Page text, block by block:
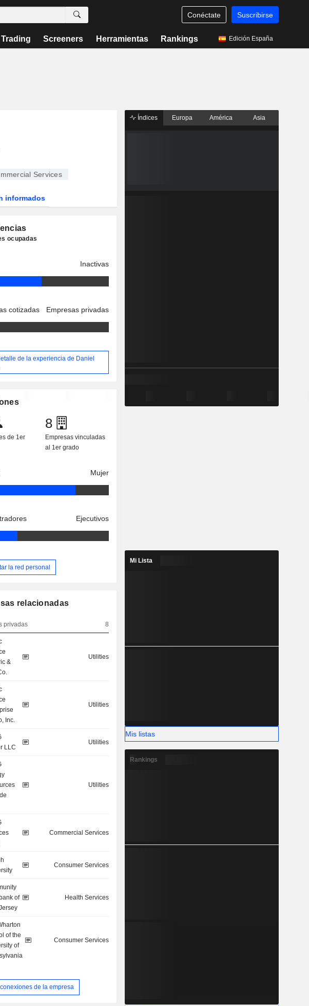
Conéctate Suscribirse
Trading Screeners Herramientas Rankings Edición España
Services
informados
ocupadas
Inactivas
cotizadas Empresas privadas
de la experiencia de Daniel
de 1er
8
Empresas vinculadas
al 1er grado
Mujer
Ejecutivos
la red personal
relacionadas
privadas 8
&
Utilities
Inc.
Utilities
LLC
Utilities
Utilities
Commercial Services
Consumer Services
of
Health Services
of the
of
Consumer Services
de la empresa
Índices Europa América Asia
Mi Lista
Mis listas
Rankings